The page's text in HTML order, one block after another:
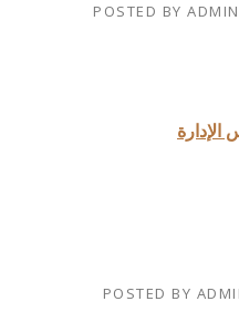
POSTED BY ADMIN
POSTED BY